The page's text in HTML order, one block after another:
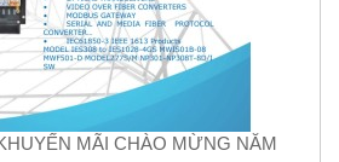
MÃI CHÀO MỪNG NĂM